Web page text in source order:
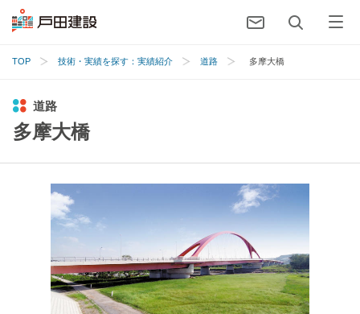
TOP 技術・実績を探す：実績紹介 道路 多摩大橋
道路
多摩大橋